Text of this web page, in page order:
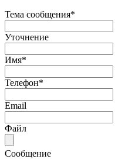
Тема сообщения*
Уточнение
Имя*
Телефон*
Email
Файл
Сообщение